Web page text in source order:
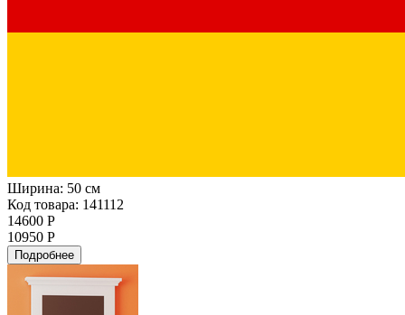
Ширина: 50 см
Код товара: 141112
14600 Р
10950 Р
Подробнее